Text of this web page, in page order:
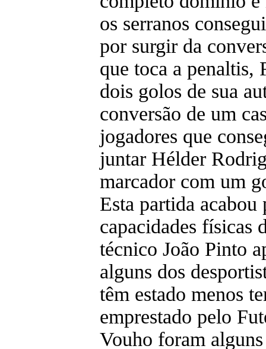
os serranos
por surgir da
que toca a penaltis,
dois golos de sua
conversão de um
jogadores que
juntar Hélder
marcador com um
Esta partida acabou
capacidades físicas
técnico João Pinto
alguns dos
têm estado menos
emprestado pelo
Vouho foram